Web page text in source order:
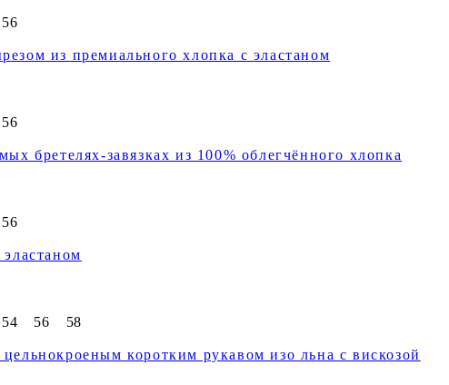
56
из премиального хлопка с эластаном
56
бретелях-завязках из 100% облегчённого хлопка
56
54 56 58
коротким рукавом изо льна с вискозой